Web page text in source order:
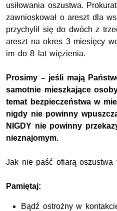
usiłowania oszustwa.
zawnioskował o areszt dla
przychylił się do dwóch z
areszt na okres 3 miesięcy
im do 8 lat więzienia.
Prosimy – jeśli mają
samotnie mieszkające
temat bezpieczeństwa w
nigdy nie powinny
NIGDY nie powinny
nieznajomym.
Jak nie paść ofiarą oszustwa
Pamiętaj:
Bądź ostrożny w